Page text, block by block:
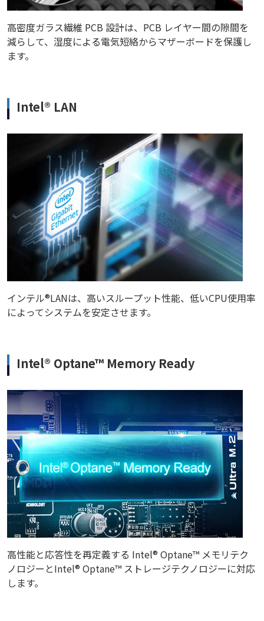
高密度ガラス繊維 PCB 設計は、PCB レイヤー間の隙間を
減らして、湿度による電気短絡からマザーボードを保護し
ます。
Intel® LAN
インテル®LANは、高いスループット性能、低いCPU使用率
によってシステムを安定させます。
Intel® Optane™ Memory Ready
高性能と応答性を再定義する Intel® Optane™ メモリテク
ノロジーとIntel® Optane™ ストレージテクノロジーに対応
します。